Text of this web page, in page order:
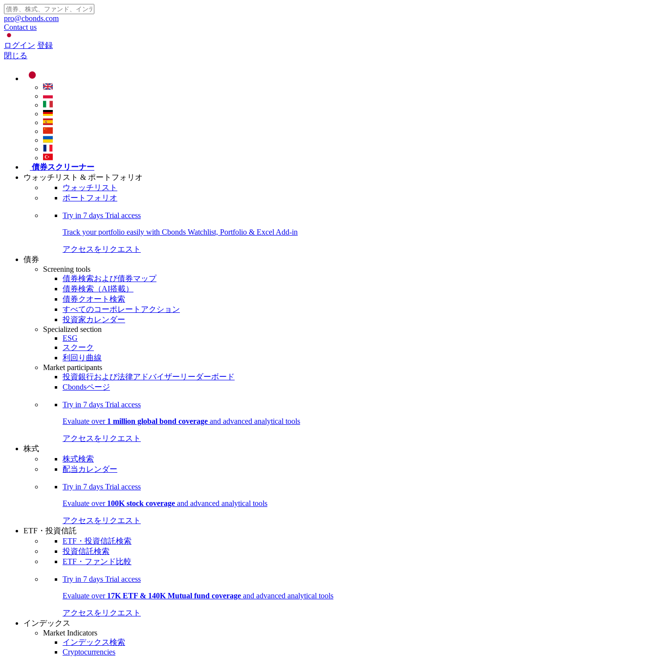
pro@cbonds.com
Contact us
ログイン 登録
閉じる
債券スクリーナー
ウォッチリスト & ポートフォリオ
ウォッチリスト
ポートフォリオ
Try in 7 days Trial access
Track your portfolio easily with Cbonds Watchlist, Portfolio & Excel Add-in
アクセスをリクエスト
債券
Screening tools
債券検索および債券マップ
債券検索（AI搭載）
債券クオート検索
すべてのコーポレートアクション
投資家カレンダー
Specialized section
ESG
スクーク
利回り曲線
Market participants
投資銀行および法律アドバイザーリーダーボード
Cbondsページ
Try in 7 days Trial access
Evaluate over 1 million global bond coverage and advanced analytical tools
アクセスをリクエスト
株式
株式検索
配当カレンダー
Try in 7 days Trial access
Evaluate over 100K stock coverage and advanced analytical tools
アクセスをリクエスト
ETF・投資信託
ETF・投資信託検索
投資信託検索
ETF・ファンド比較
Try in 7 days Trial access
Evaluate over 17K ETF & 140K Mutual fund coverage and advanced analytical tools
アクセスをリクエスト
インデックス
Market Indicators
インデックス検索
Cryptocurrencies